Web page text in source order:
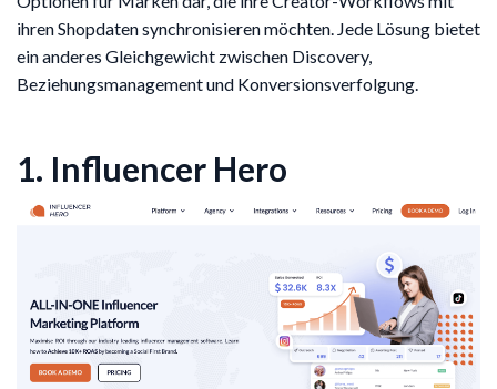
ihren Shopdaten synchronisieren möchten. Jede Lösung bietet
ein anderes Gleichgewicht zwischen Discovery,
Beziehungsmanagement und Konversionsverfolgung.
1. Influencer Hero